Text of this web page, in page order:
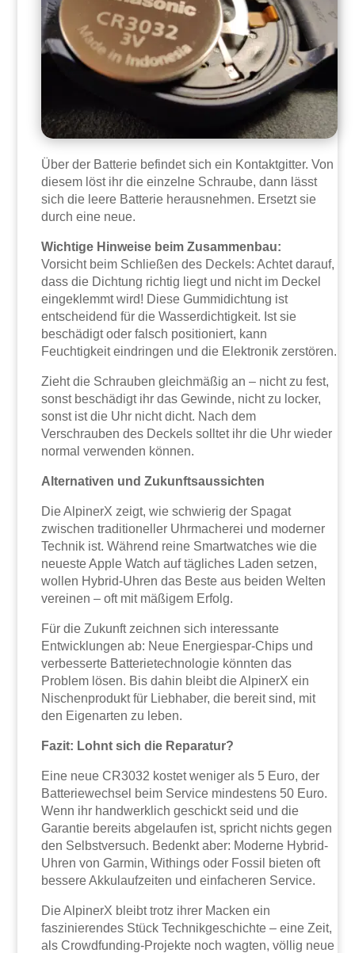
Über der Batterie befindet sich ein Kontaktgitter. Von
diesem löst ihr die einzelne Schraube, dann lässt
sich die leere Batterie herausnehmen. Ersetzt sie
durch eine neue.
Wichtige Hinweise beim Zusammenbau:
Vorsicht beim Schließen des Deckels: Achtet darauf,
dass die Dichtung richtig liegt und nicht im Deckel
eingeklemmt wird! Diese Gummidichtung ist
entscheidend für die Wasserdichtigkeit. Ist sie
beschädigt oder falsch positioniert, kann
Feuchtigkeit eindringen und die Elektronik zerstören.
Zieht die Schrauben gleichmäßig an – nicht zu fest,
sonst beschädigt ihr das Gewinde, nicht zu locker,
sonst ist die Uhr nicht dicht. Nach dem
Verschrauben des Deckels solltet ihr die Uhr wieder
normal verwenden können.
Alternativen und Zukunftsaussichten
Die AlpinerX zeigt, wie schwierig der Spagat
zwischen traditioneller Uhrmacherei und moderner
Technik ist. Während reine Smartwatches wie die
neueste Apple Watch auf tägliches Laden setzen,
wollen Hybrid-Uhren das Beste aus beiden Welten
vereinen – oft mit mäßigem Erfolg.
Für die Zukunft zeichnen sich interessante
Entwicklungen ab: Neue Energiespar-Chips und
verbesserte Batterietechnologie könnten das
Problem lösen. Bis dahin bleibt die AlpinerX ein
Nischenprodukt für Liebhaber, die bereit sind, mit
den Eigenarten zu leben.
Fazit: Lohnt sich die Reparatur?
Eine neue CR3032 kostet weniger als 5 Euro, der
Batteriewechsel beim Service mindestens 50 Euro.
Wenn ihr handwerklich geschickt seid und die
Garantie bereits abgelaufen ist, spricht nichts gegen
den Selbstversuch. Bedenkt aber: Moderne Hybrid-
Uhren von Garmin, Withings oder Fossil bieten oft
bessere Akkulaufzeiten und einfacheren Service.
Die AlpinerX bleibt trotz ihrer Macken ein
faszinierendes Stück Technikgeschichte – eine Zeit,
als Crowdfunding-Projekte noch wagten, völlig neue